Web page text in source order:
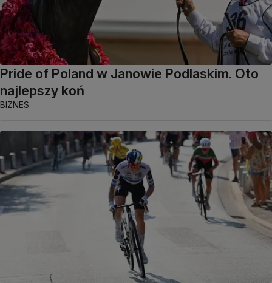
Pride of Poland w Janowie Podlaskim. Oto
najlepszy koń
BIZNES